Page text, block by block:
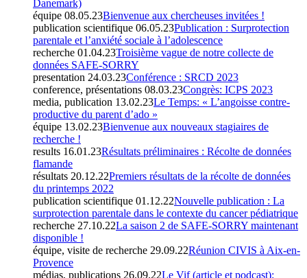
Danemark)
équipe 08.05.23Bienvenue aux chercheuses invitées !
publication scientifique 06.05.23Publication : Surprotection
parentale et l’anxiété sociale à l’adolescence
recherche 01.04.23Troisième vague de notre collecte de
données SAFE-SORRY
presentation 24.03.23Conférence : SRCD 2023
conference, présentations 08.03.23Congrès: ICPS 2023
media, publication 13.02.23Le Temps: « L’angoisse contre-
productive du parent d’ado »
équipe 13.02.23Bienvenue aux nouveaux stagiaires de
recherche !
results 16.01.23Résultats préliminaires : Récolte de données
flamande
résultats 20.12.22Premiers résultats de la récolte de données
du printemps 2022
publication scientifique 01.12.22Nouvelle publication : La
surprotection parentale dans le contexte du cancer pédiatrique
recherche 27.10.22La saison 2 de SAFE-SORRY maintenant
disponible !
équipe, visite de recherche 29.09.22Réunion CIVIS à Aix-en-
Provence
médias, publications 26.09.22Le Vif (article et podcast):